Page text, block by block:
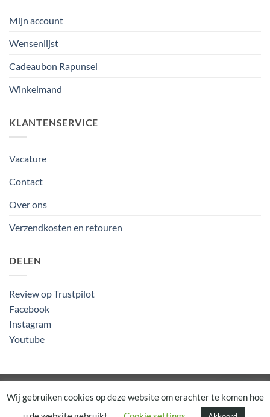
Mijn account
Wensenlijst
Cadeaubon Rapunsel
Winkelmand
KLANTENSERVICE
Vacature
Contact
Over ons
Verzendkosten en retouren
DELEN
Review op Trustpilot
Facebook
Instagram
Youtube
Wij gebruiken cookies op deze website om erachter te komen hoe